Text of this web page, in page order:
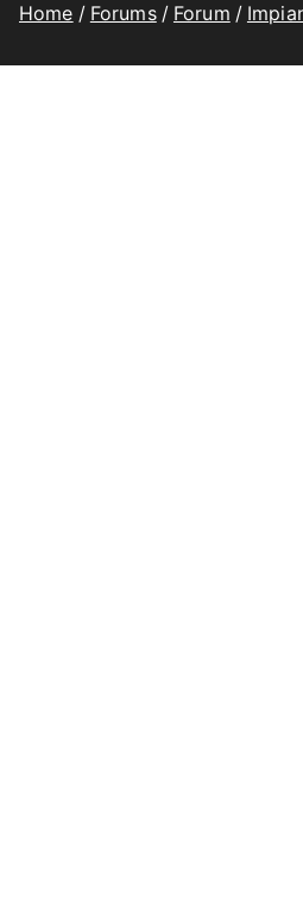
Home Forums Forum